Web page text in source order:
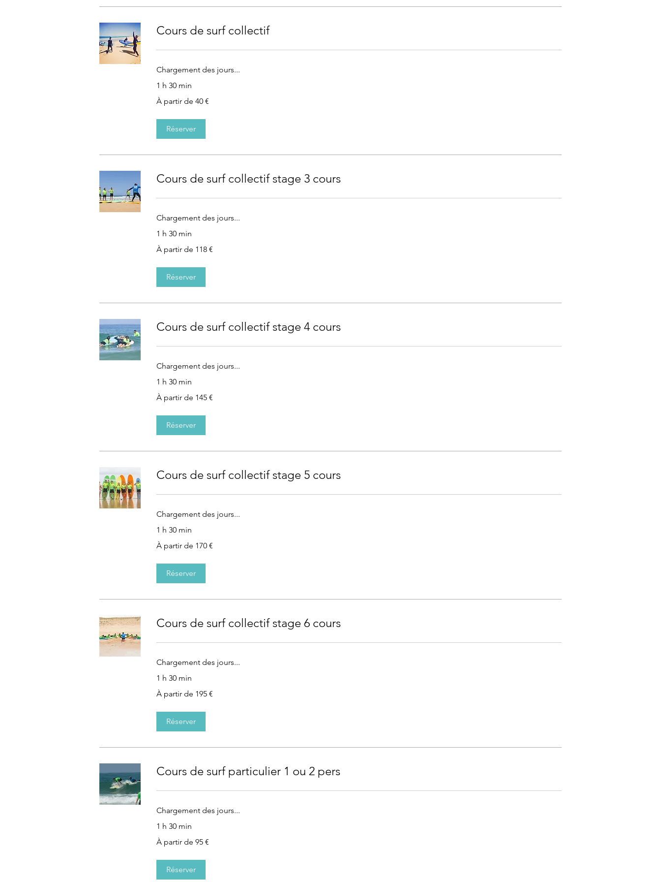
Cours de surf collectif
Chargement des jours...
1 h 30 min
À
partir
À partir de 40 €
Réserver
Cours de surf collectif stage 3 cours
Chargement des jours...
1 h 30 min
À
partir
À partir de 118 €
Réserver
Cours de surf collectif stage 4 cours
Chargement des jours...
1 h 30 min
À
partir
À partir de 145 €
Réserver
Cours de surf collectif stage 5 cours
Chargement des jours...
1 h 30 min
À
partir
À partir de 170 €
Réserver
Cours de surf collectif stage 6 cours
Chargement des jours...
1 h 30 min
À
partir
À partir de 195 €
Réserver
Cours de surf particulier 1 ou 2 pers
Chargement des jours...
1 h 30 min
À
partir
À partir de 95 €
Réserver